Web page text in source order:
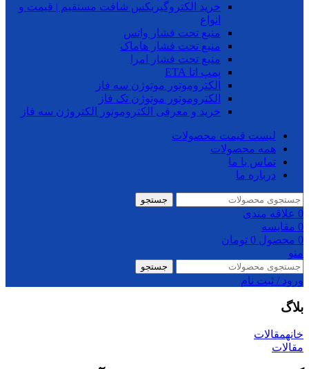
خرید الکتروگیربکس شافت مستقیم | قیمت و
انواع
منبع تحت فشار واتس
منبع تحت فشار هاماک
منبع تحت فشار امرا
پمپ اتا ETA
الکتروموتور موتوژن سه فاز
الکتروموتور موتوژن تک فاز
خرید و معرفی الکتروموتور الکتروژن سه فاز
لیست قیمت محصولات
همه محصولات
تماس با ما
درباره ما
جستجو
0 علاقه مندی
0 مقایسه
0 محصول 0 تومان
منو
جستجو
ورود / ثبت نام
بلاگ
خانهمقالات
مقالات